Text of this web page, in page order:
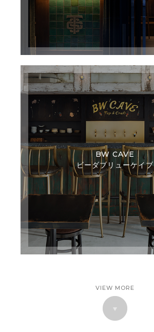
BW CAVE
ビーダブリューケイブ
VIEW MORE